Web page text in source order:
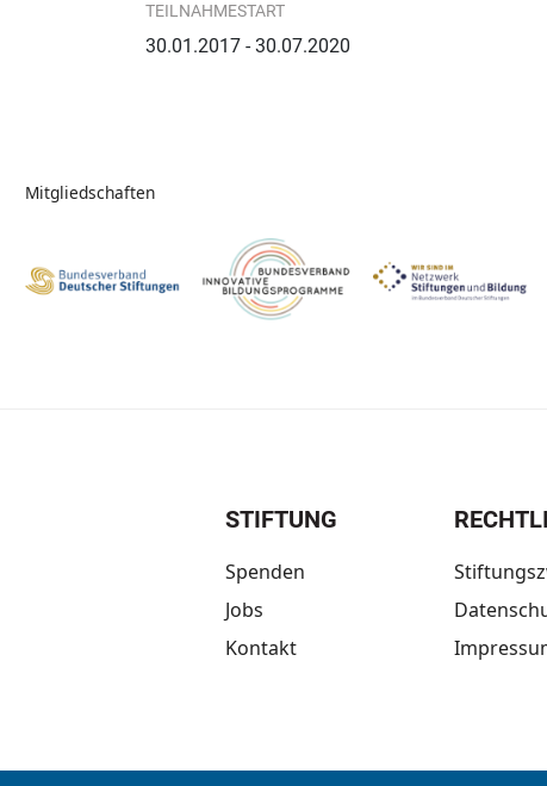
TEILNAHMESTART
30.01.2017 - 30.07.2020
Mitgliedschaften
STIFTUNG
Spenden
Jobs
Kontakt